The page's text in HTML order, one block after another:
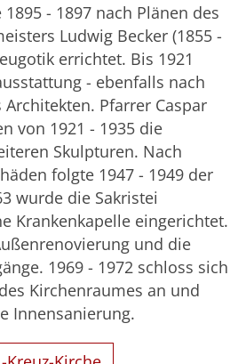
- 1897 nach Plänen des
Ludwig Becker (1855 -
errichtet. Bis 1921
- ebenfalls nach
Pfarrer Caspar
von 1921 - 1935 die
Skulpturen. Nach
folgte 1947 - 1949 der
wurde die Sakristei
Krankenkapelle eingerichtet.
und die
1969 - 1972 schloss sich
Kirchenraumes an und
Innensanierung.